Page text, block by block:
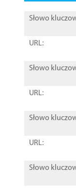
Słowo
URL:
Słowo
URL:
Słowo
URL:
Słowo